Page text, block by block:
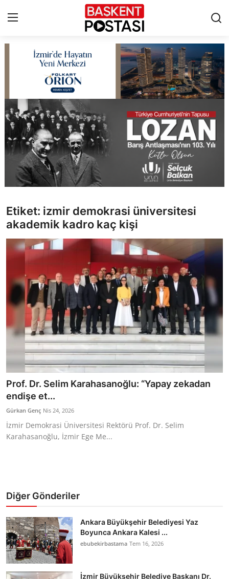
Çerez Politikası
Künye
Ankara
TBMM
Cumhurbaşkanlığı
Bakanlıklar
Siyasi Partiler
Mülki İdare
Toplum ve Yaşam
Sivil Toplum Kuruluşları
Kamu Kurumları ve Üst Kurullar
Resmi Reklamlar
Etiket: izmir demokrasi üniversitesi
akademik kadro kaç kişi
Prof. Dr. Selim Karahasanoğlu: “Yapay zekadan
endişe et...
Gürkan Genç Nis 24, 2026
İzmir Demokrasi Üniversitesi Rektörü Prof. Dr. Selim
Karahasanoğlu, İzmir Ege Me...
Diğer Gönderiler
Ankara Büyükşehir Belediyesi Yaz
Boyunca Ankara Kalesi ...
ebubekirbastama Tem 16, 2026
İzmir Büyükşehir Belediye Başkanı Dr.